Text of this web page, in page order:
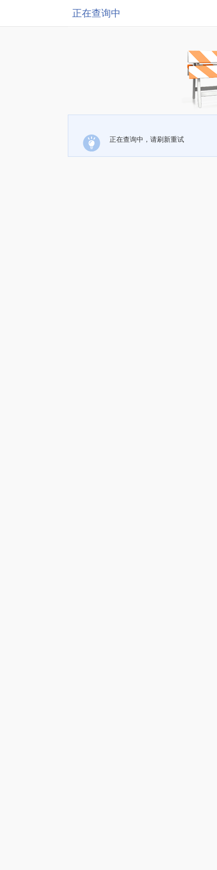
正在查询中
正在查询中，请刷新重试